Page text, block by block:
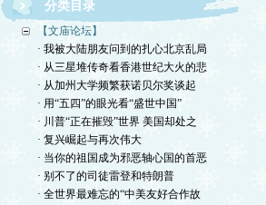
分类目录
【文庙论坛】
· 我被大陆朋友问到的扎心北京乱局
· 从三星堆传奇看香港世纪大火的悲
· 从加州大学频繁获诺贝尔奖谈起
· 用“五四”的眼光看“盛世中国”
· 川普“正在摧毁”世界 美国却处之
· 复兴崛起与再次伟大
· 当你的祖国成为邪恶轴心国的首恶
· 别不了的司徒雷登和特朗普
· 全世界最难忘的“中美友好合作故